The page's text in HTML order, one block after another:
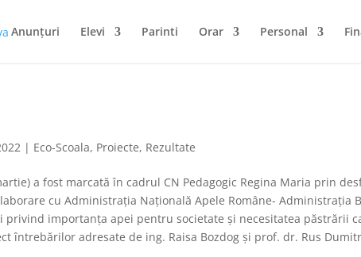
Anunţuri Elevi Parinti Orar Personal
| Eco-Scoala, Proiecte, Rezultate
a fost marcată în cadrul CN Pedagogic Regina Maria prin
cu Administrația Națională Apele Române- Administrația
privind importanța apei pentru societate și necesitatea păstrării
întrebărilor adresate de ing. Raisa Bozdog și prof. dr. Rus